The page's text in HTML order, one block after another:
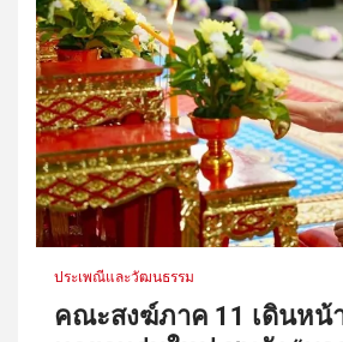
ประเพณีและวัฒนธรรม
คณะสงฆ์ภาค 11 เดินหน้